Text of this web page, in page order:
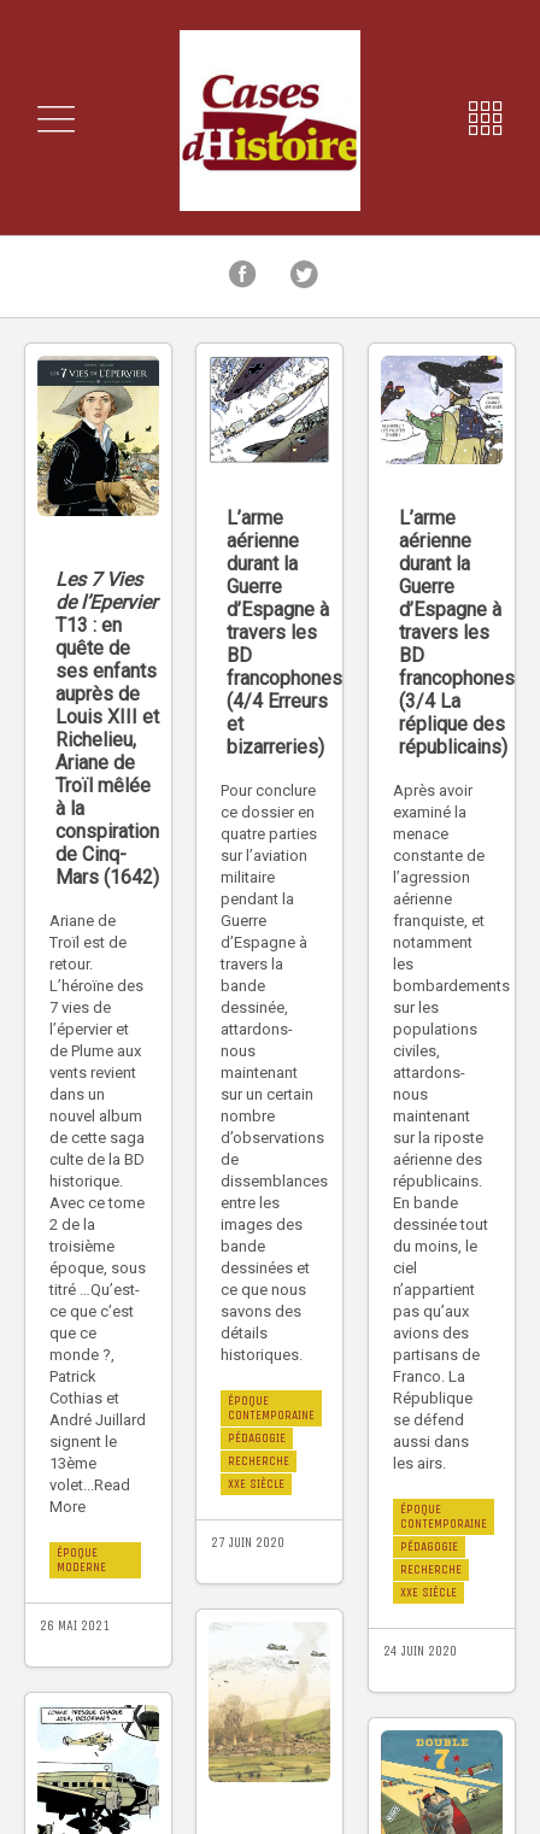
Les 7 Vies
de l’Epervier
T13 : en
quête de
ses enfants
auprès de
Louis XIII et
Richelieu,
Ariane de
Troïl mêlée
à la
conspiration
de Cinq-
Mars (1642)
Ariane de
Troïl est de
retour.
L’héroïne des
7 vies de
l’épervier et
de Plume aux
vents revient
dans un
nouvel album
de cette saga
culte de la BD
historique.
Avec ce tome
2 de la
troisième
époque, sous
titré …Qu’est-
ce que c’est
que ce
monde ?,
Patrick
Cothias et
André Juillard
signent le
13ème
volet...Read
More
ÉPOQUE
MODERNE
26 MAI 2021
L’arme
aérienne
durant la
Guerre
d’Espagne à
travers les
BD
francophones
(4/4 Erreurs
et
bizarreries)
Pour conclure
ce dossier en
quatre parties
sur l’aviation
militaire
pendant la
Guerre
d’Espagne à
travers la
bande
dessinée,
attardons-
nous
maintenant
sur un certain
nombre
d’observations
de
dissemblances
entre les
images des
bande
dessinées et
ce que nous
savons des
détails
historiques.
ÉPOQUE
CONTEMPORAINE
PÉDAGOGIE
RECHERCHE
XXE SIÈCLE
27 JUIN 2020
L’arme
aérienne
durant la
Guerre
d’Espagne à
travers les
BD
francophones
(3/4 La
réplique des
républicains)
Après avoir
examiné la
menace
constante de
l’agression
aérienne
franquiste, et
notamment
les
bombardements
sur les
populations
civiles,
attardons-
nous
maintenant
sur la riposte
aérienne des
républicains.
En bande
dessinée tout
du moins, le
ciel
n’appartient
pas qu’aux
avions des
partisans de
Franco. La
République
se défend
aussi dans
les airs.
ÉPOQUE
CONTEMPORAINE
PÉDAGOGIE
RECHERCHE
XXE SIÈCLE
24 JUIN 2020